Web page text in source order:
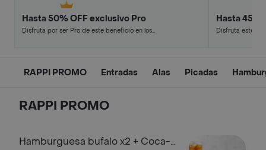
Hasta 50% OFF exclusivo Pro
Disfruta por ser Pro de este beneficio en los
Hasta 45%
Disfruta este
RAPPI PROMO Entradas Alas Picadas
RAPPI PROMO
Hamburguesa bufalo x2 + Coca-